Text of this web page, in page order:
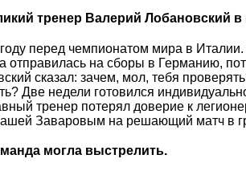
тренер Валерий Лобановский
перед чемпионатом мира в
отправилась на сборы в Германию,
сказал: зачем, мол, тебя
Две недели готовился
тренер потерял доверие к
Заваровым на решающий матч в
могла выстрелить.